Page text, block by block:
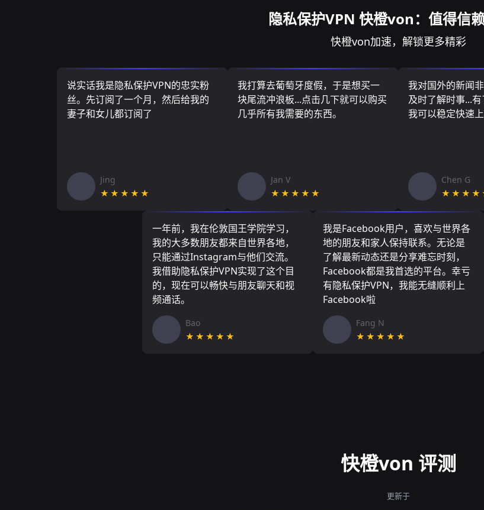
隐私保护VPN 快橙von：值得信
快橙von加速，解锁更多精彩
说实话我是隐私保护VPN的忠实粉
丝。先订阅了一个月，然后给我的
妻子和女儿都订阅了
Jing
★★★★★
我打算去葡萄牙度假，于是想买一
块尾流冲浪板...点击几下就可以购买
几乎所有我需要的东西。
Jan V
★★★★★
我对国外的新闻
及时了解时事...有
我可以稳定快速
Chen G
一年前，我在伦敦国王学院学习，
我的大多数朋友都来自世界各地，
只能通过Instagram与他们交流。
我借助隐私保护VPN实现了这个目
的，现在可以畅快与朋友聊天和视
频通话。
Bao
★★★★★
我是Facebook用户，喜欢与世界各
地的朋友和家人保持联系。无论是
了解最新动态还是分享难忘时刻，
Facebook都是我首选的平台。幸亏
有隐私保护VPN，我能无缝顺利上
Facebook啦
Fang N
★★★★★
快橙von 评测
更新于